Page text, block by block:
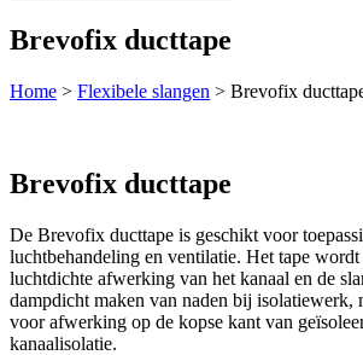
Brevofix ducttape
Home > Flexibele slangen > Brevofix
Brevofix ducttape
De Brevofix ducttape is geschikt voor
luchtbehandeling en ventilatie. Het tape
luchtdichte afwerking van het kanaal en de
dampdicht maken van naden bij isolatiewerk,
voor afwerking op de kopse kant van
kanaalisolatie.